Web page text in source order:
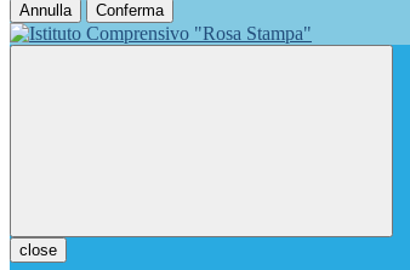
Annulla Conferma
close